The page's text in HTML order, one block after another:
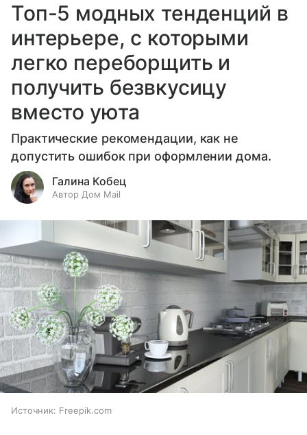
Топ-5 модных тенденций в
интерьере, с которыми
легко переборщить и
получить безвкусицу
вместо уюта
Практические рекомендации, как не
допустить ошибок при оформлении дома.
Галина Кобец
Автор Дом Mail
Источник: Freepik.com